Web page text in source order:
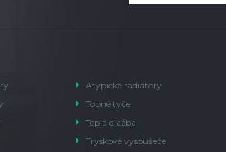
Atypické radiátory
Topné tyče
Teplá dlažba
Tryskové vysoušeče